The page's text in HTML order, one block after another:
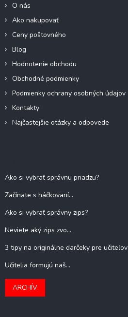
O nás
Ako nakupovať
Ceny poštovného
Blog
Hodnotenie obchodu
Obchodné podmienky
Podmienky ochrany osobných údajov
Kontakty
Najčastejšie otázky a odpovede
Ako si vybrať správnu priadzu?
Začínate s háčkovaní...
Ako si vybrať správny zips?
Neviete aký zips zvo...
3 tipy na originálne darčeky pre učiteľov
Učitelia formujú naš...
ARCHÍV